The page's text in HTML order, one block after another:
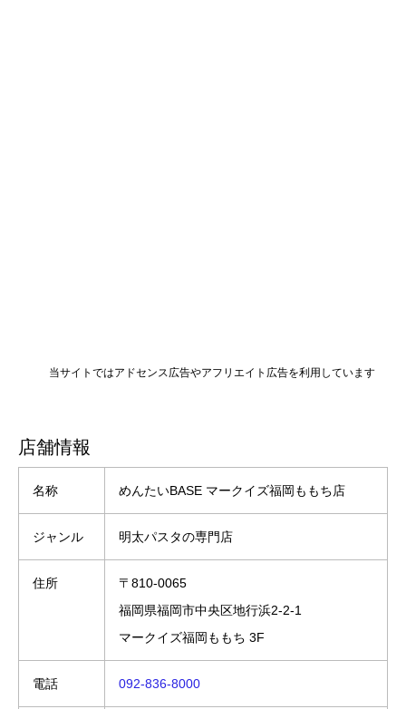
当サイトではアドセンス広告やアフリエイト広告を利用しています
店舗情報
名称 めんたいBASE マークイズ福岡ももち店
ジャンル 明太パスタの専門店
住所
〒810-0065
福岡県福岡市中央区地行浜2-2-1
マークイズ福岡ももち 3F
電話 092-836-8000